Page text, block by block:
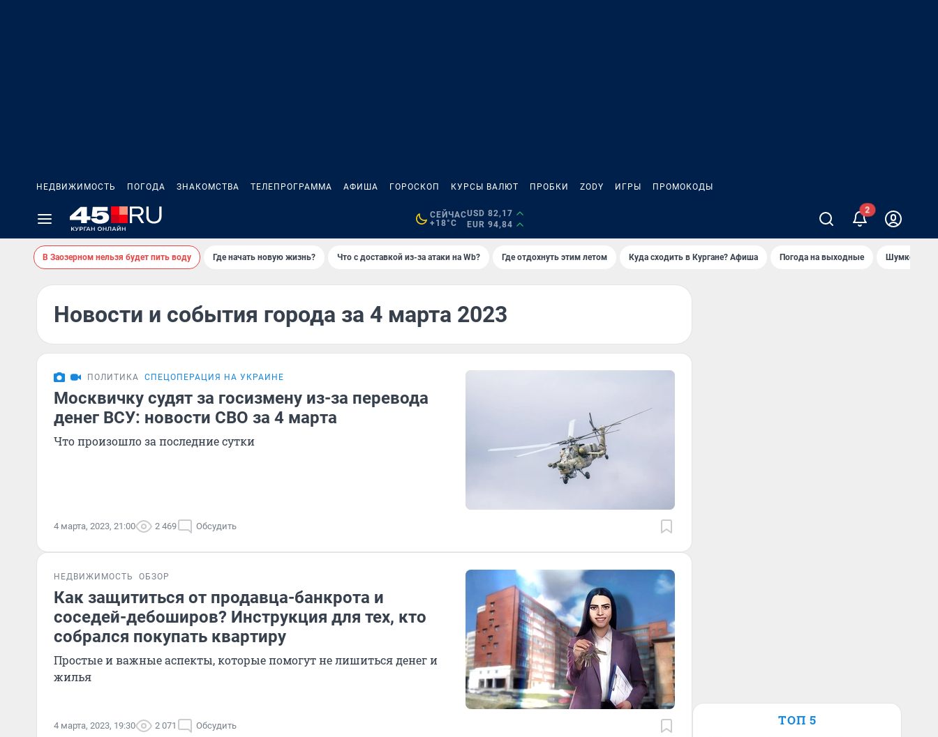
НЕДВИЖИМОСТЬ ПОГОДА ЗНАКОМСТВА ТЕЛЕПРОГРАММА АФИША ГОРОСКОП КУРСЫ ВАЛЮТ ПРОБКИ ZODY ИГРЫ ПРОМОКОДЫ
СЕЙЧАС
+18°C
USD 82,17
EUR 94,84
В Заозерном нельзя будет пить воду Где начать новую жизнь? Что с доставкой из-за атаки на Wb? Где отдохнуть этим летом Куда сходить в Кургане? Афиша Погода на выходные Шумков в
Новости и события города за 4 марта 2023
ПОЛИТИКА СПЕЦОПЕРАЦИЯ НА УКРАИНЕ
Москвичку судят за госизмену из-за перевода
денег ВСУ: новости СВО за 4 марта
Что произошло за последние сутки
4 марта, 2023, 21:00 2 469 Обсудить
НЕДВИЖИМОСТЬ ОБЗОР
Как защититься от продавца-банкрота и
соседей-дебоширов? Инструкция для тех, кто
собрался покупать квартиру
Простые и важные аспекты, которые помогут не лишиться денег и
жилья
4 марта, 2023, 19:30 2 071 Обсудить ТОП 5